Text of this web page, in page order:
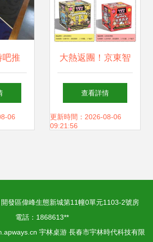
吧推
桌游
、團
06
大熱返團！京東智
庫桌游新品上線 大
腦瓜、迷路小神
子放下電子產品，
在興趣中輕松成長
查看詳情
更新時間：2026-08-06
09:21:56
發區偉峰生態新城第11幢0單元1103-2號房
電話：1868613**
宇林桌游 長春市宇林時代科技有限